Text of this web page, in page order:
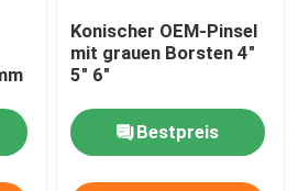
Borsten
Konischer OEM-Pinsel
mit grauen Borsten 4"
5" 6"
Bestpreis